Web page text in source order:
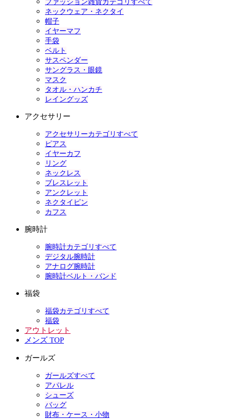
ファッション雑貨カテゴリすべて
ネックウェア・ネクタイ
帽子
イヤーマフ
手袋
ベルト
サスペンダー
サングラス・眼鏡
マスク
タオル・ハンカチ
レイングッズ
アクセサリー
アクセサリーカテゴリすべて
ピアス
イヤーカフ
リング
ネックレス
ブレスレット
アンクレット
ネクタイピン
カフス
腕時計
腕時計カテゴリすべて
デジタル腕時計
アナログ腕時計
腕時計ベルト・バンド
福袋
福袋カテゴリすべて
福袋
アウトレット
メンズ TOP
ガールズ
ガールズすべて
アパレル
シューズ
バッグ
財布・ケース・小物